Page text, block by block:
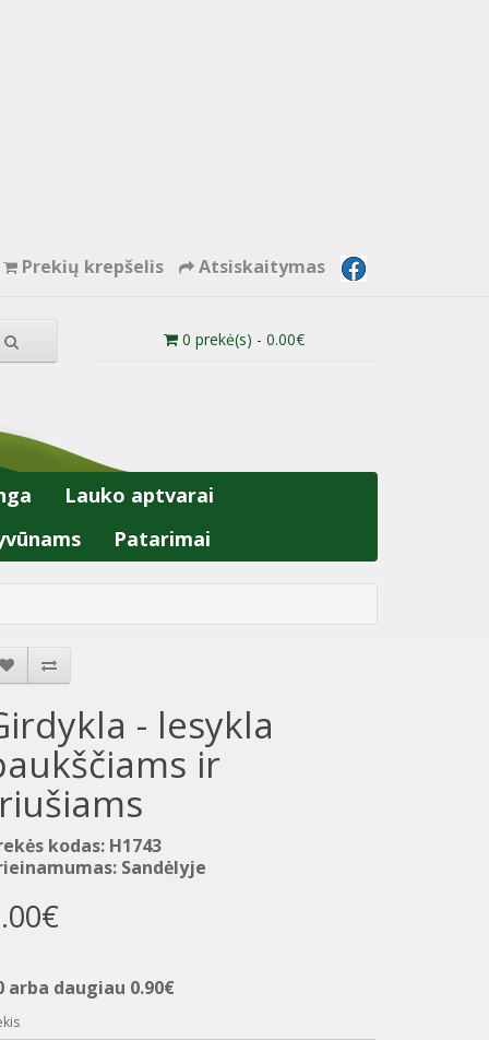
Prekių krepšelis Atsiskaitymas
0 prekė(s) - 0.00€
Lauko aptvarai
Patarimai
- lesykla
ir
kodas: H1743
Sandėlyje
arba daugiau 0.90€